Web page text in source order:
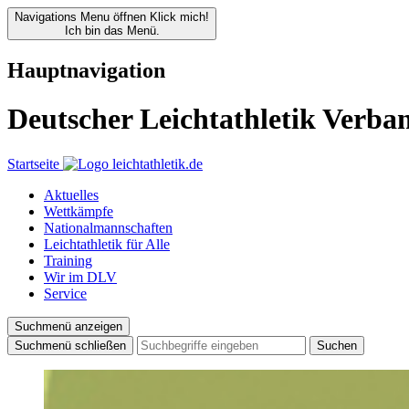
Navigations Menu öffnen Klick mich!
Ich bin das Menü.
Hauptnavigation
Deutscher Leichtathletik
Startseite
Aktuelles
Wettkämpfe
Nationalmannschaften
Leichtathletik für Alle
Training
Wir im DLV
Service
Suchmenü anzeigen
Suchmenü schließen
Suchen